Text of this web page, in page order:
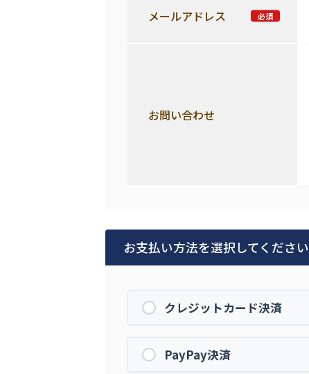
メールアドレス
お問い合わせ
お支払い方法を選択してください
クレジットカード決済
PayPay決済